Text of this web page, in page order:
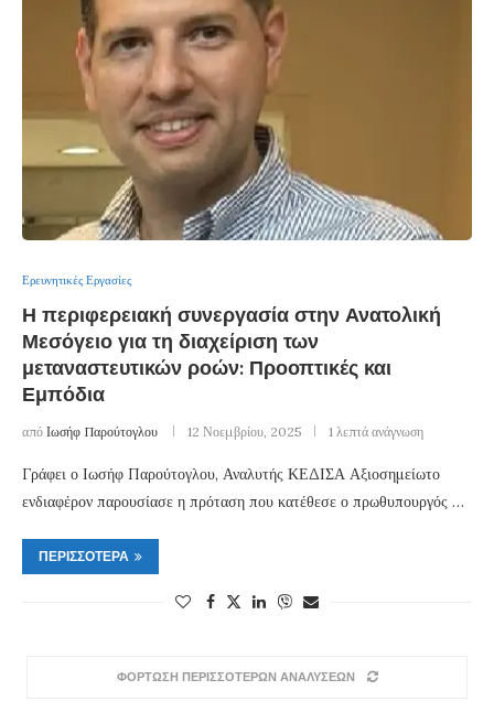
Ερευνητικές Εργασίες
Η περιφερειακή συνεργασία στην Ανατολική
Μεσόγειο για τη διαχείριση των
μεταναστευτικών ροών: Προοπτικές και
Εμπόδια
από Ιωσήφ Παρούτογλου 12 Νοεμβρίου, 2025 1 λεπτά ανάγνωση
Γράφει ο Ιωσήφ Παρούτογλου, Αναλυτής ΚΕΔΙΣΑ Αξιοσημείωτο
ενδιαφέρον παρουσίασε η πρόταση που κατέθεσε ο πρωθυπουργός …
ΠΕΡΙΣΣΌΤΕΡΑ
ΦΟΡΤΩΣΗ ΠΕΡΙΣΣΟΤΕΡΩΝ ΑΝΑΛΥΣΕΩΝ